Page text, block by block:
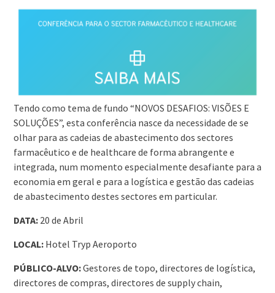
Tendo como tema de fundo “NOVOS DESAFIOS: VISÕES E
SOLUÇÕES”, esta conferência nasce da necessidade de se
olhar para as cadeias de abastecimento dos sectores
farmacêutico e de healthcare de forma abrangente e
integrada, num momento especialmente desafiante para a
economia em geral e para a logística e gestão das cadeias
de abastecimento destes sectores em particular.
DATA:20 de Abril
LOCAL:Hotel Tryp Aeroporto
PÚBLICO-ALVO:Gestores de topo, directores de logística,
directores de compras, directores de supply chain,